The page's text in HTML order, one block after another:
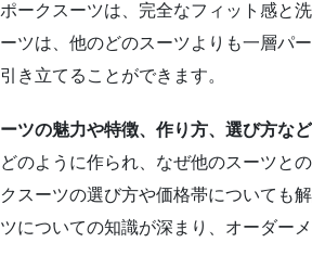
ークスーツは、完全なフィット感と
ツは、他のどのスーツよりも一層パ
き立てることができます。
ツの魅力や特徴、作り方、選び方な
のように作られ、なぜ他のスーツと
スーツの選び方や価格帯についても
についての知識が深まり、オーダー